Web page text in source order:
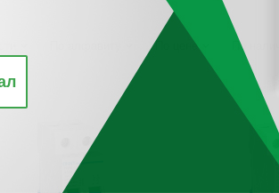
По цене По